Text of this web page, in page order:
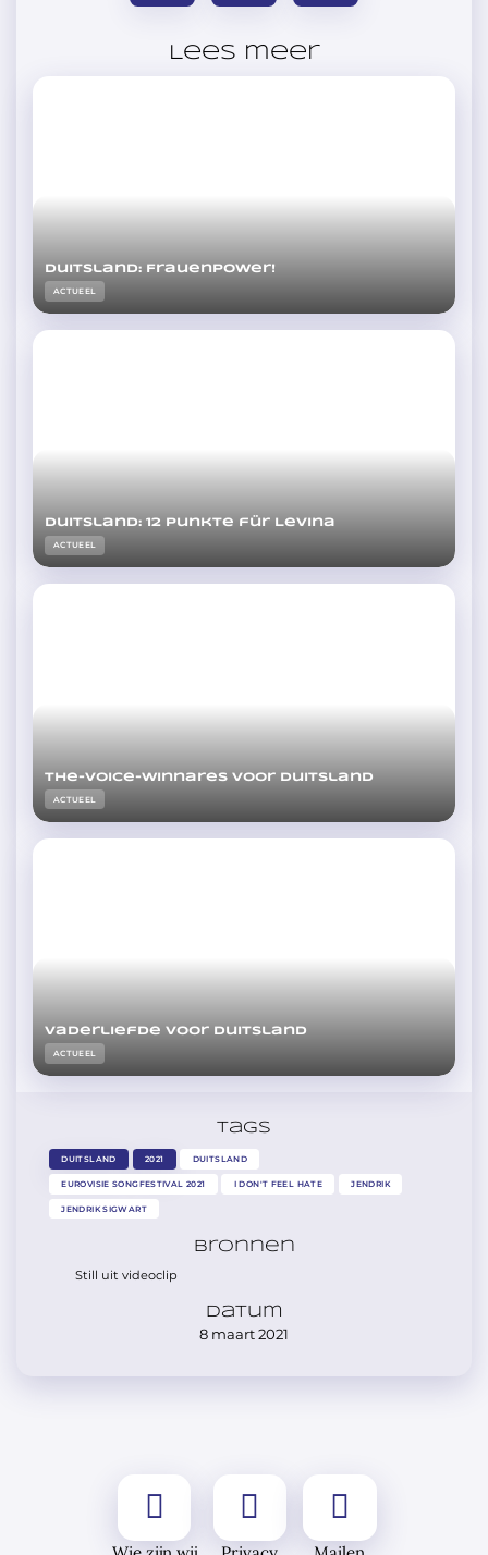
Lees meer
Duitsland: Frauenpower!
ACTUEEL
Duitsland: 12 Punkte für Levina
ACTUEEL
The-Voice-winnares voor Duitsland
ACTUEEL
Vaderliefde voor Duitsland
ACTUEEL
Tags
DUITSLAND 2021 DUITSLAND
EUROVISIE SONGFESTIVAL 2021 I DON'T FEEL HATE JENDRIK
JENDRIK SIGWART
Bronnen
Still uit videoclip
Datum
8 maart 2021